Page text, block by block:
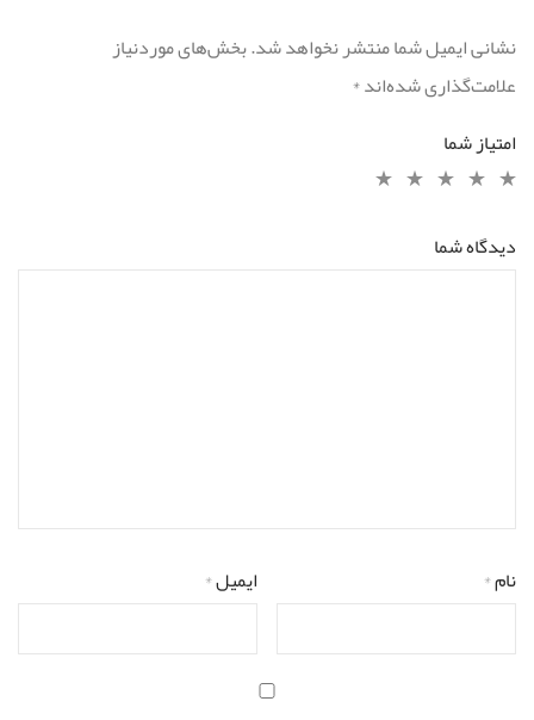
نشانی ایمیل شما منتشر نخواهد شد.بخش‌های موردنیاز
علامت‌گذاری شده‌اند*
امتیاز شما
دیدگاه شما
نام* ایمیل*